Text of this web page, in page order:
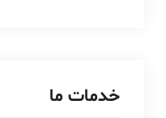
خدمات ما